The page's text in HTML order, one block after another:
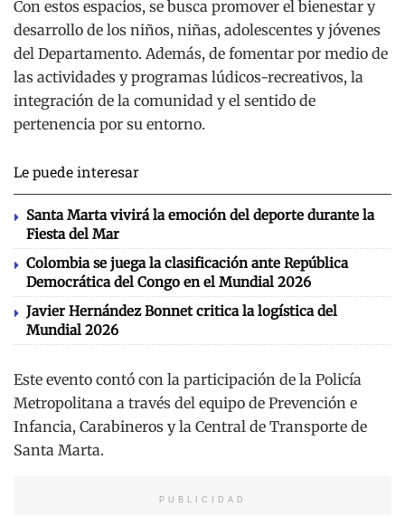
Con estos espacios, se busca promover el bienestar y
desarrollo de los niños, niñas, adolescentes y jóvenes
del Departamento. Además, de fomentar por medio de
las actividades y programas lúdicos-recreativos, la
integración de la comunidad y el sentido de
pertenencia por su entorno.
Le puede interesar
Santa Marta vivirá la emoción del deporte durante la
Fiesta del Mar
Colombia se juega la clasificación ante República
Democrática del Congo en el Mundial 2026
Javier Hernández Bonnet critica la logística del
Mundial 2026
Este evento contó con la participación de la Policía
Metropolitana a través del equipo de Prevención e
Infancia, Carabineros y la Central de Transporte de
Santa Marta.
PUBLICIDAD